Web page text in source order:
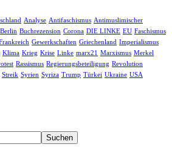
Analyse Antifaschismus Antimuslimischer
Berlin Buchrezension Corona DIE LINKE EU Faschismus
Gewerkschaften Griechenland Imperialismus
Klima Krieg Krise Linke marx21 Marxismus Merkel
Rassismus Regierungsbeteiligung Revolution
Streik Syrien Syriza Trump Türkei Ukraine USA
Suchen